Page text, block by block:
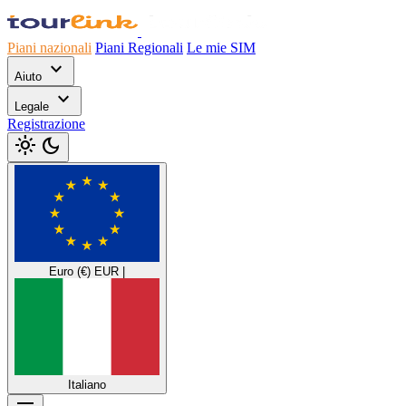
Piani nazionali Piani Regionali Le mie SIM
Aiuto expand_more
Legale expand_more
Registrazione
light_mode dark_mode
Euro (€) EUR
Italiano